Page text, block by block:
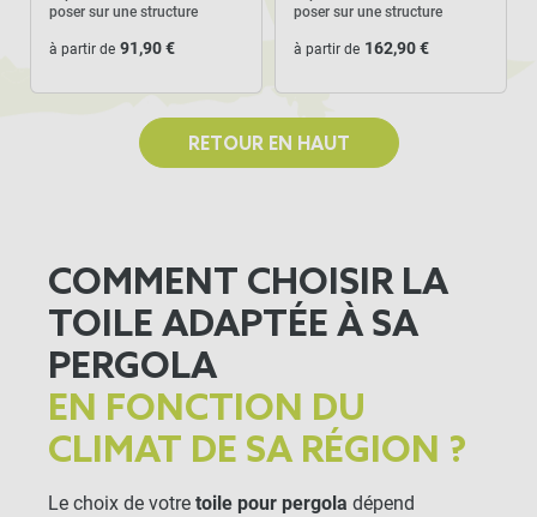
poser sur une structure
à partir de 91,90 €
poser sur une structure
à partir de 162,90 €
RETOUR EN HAUT
COMMENT CHOISIR LA
TOILE ADAPTÉE À SA
PERGOLA
EN FONCTION DU
CLIMAT DE SA RÉGION ?
Le choix de votre toile pour pergola dépend